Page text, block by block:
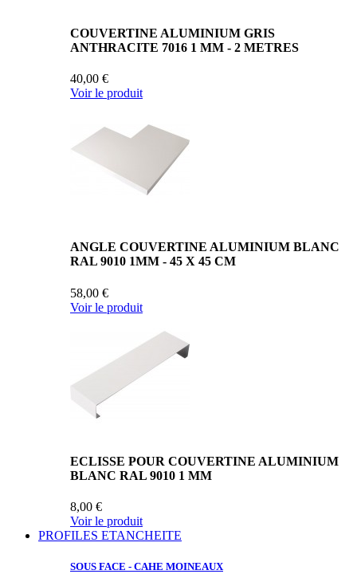
COUVERTINE ALUMINIUM GRIS
ANTHRACITE 7016 1 MM - 2 METRES
40,00 €
Voir le produit
ANGLE COUVERTINE ALUMINIUM BLANC
RAL 9010 1MM - 45 X 45 CM
58,00 €
Voir le produit
ECLISSE POUR COUVERTINE ALUMINIUM
BLANC RAL 9010 1 MM
8,00 €
Voir le produit
PROFILES ETANCHEITE
SOUS FACE - CAHE MOINEAUX